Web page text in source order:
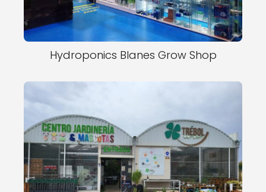
Hydroponics Blanes Grow Shop